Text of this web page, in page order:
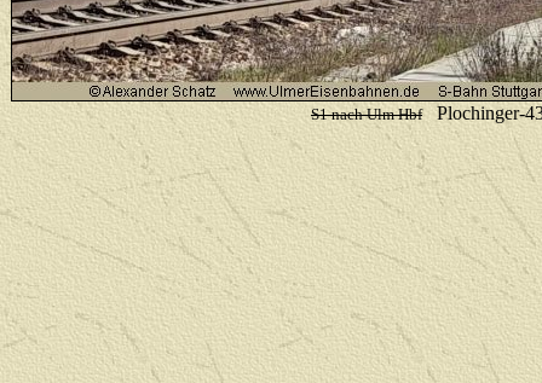
S1 nach Ulm HbfPlochinger-